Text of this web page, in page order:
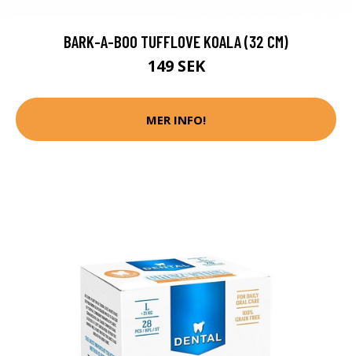
BARK-A-BOO TUFFLOVE KOALA (32 CM)
149 SEK
MER INFO!